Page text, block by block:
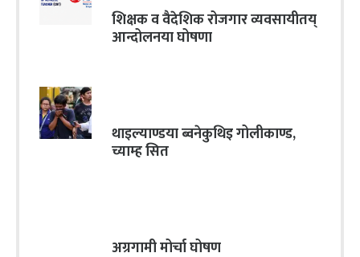
शिक्षक व वैदेशिक रोजगार व्यवसायीतय्
आन्दोलनया घोषणा
थाइल्याण्डया ब्वनेकुथिइ गोलीकाण्ड,
च्याम्ह सित
अग्रगामी मोर्चा घोषण